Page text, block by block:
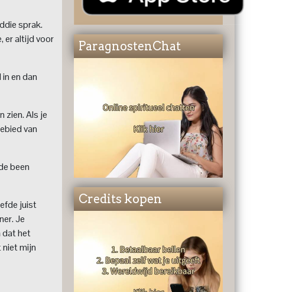
sprak.
er altijd voor
en dan
zien. Als je
van
been
juist
Je
dat het
niet mijn
ParagnostenChat
Credits kopen